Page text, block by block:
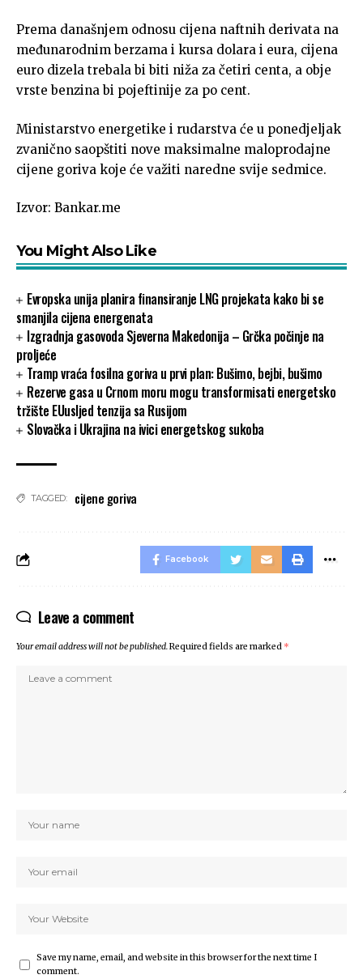
Prema današnjem odnosu cijena naftnih derivata na
međunarodnim berzama i kursa dolara i eura, cijena
euro dizela trebala bi biti niža za četiri centa, a obje
vrste benzina bi pojeftinije za po cent.
Ministarstvo energetike i rudarstva će u ponedjeljak
zvanično saopštiti nove maksimalne maloprodajne
cijene goriva koje će važiti naredne svije sedmice.
Izvor: Bankar.me
You Might Also Like
Evropska unija planira finansiranje LNG projekata kako bi se
smanjila cijena energenata
Izgradnja gasovoda Sjeverna Makedonija – Grčka počinje na
proljeće
Tramp vraća fosilna goriva u prvi plan: Bušimo, bejbi, bušimo
Rezerve gasa u Crnom moru mogu transformisati energetsko
tržište EUusljed tenzija sa Rusijom
Slovačka i Ukrajina na ivici energetskog sukoba
TAGGED: cijene goriva
Facebook
Leave a comment
Your email address will not be published.Required fields are marked *
Save my name, email, and website in this browser for the next time I
comment.